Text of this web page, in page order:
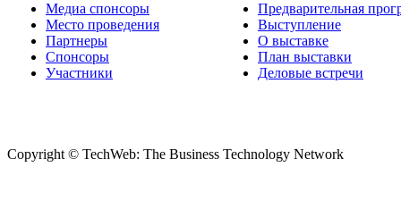
Медиа спонсоры
Место проведения
Партнеры
Спонсоры
Участники
Предварительная
Выступление
О выставке
План выставки
Деловые встречи
Copyright © TechWeb: The Business Technology Network